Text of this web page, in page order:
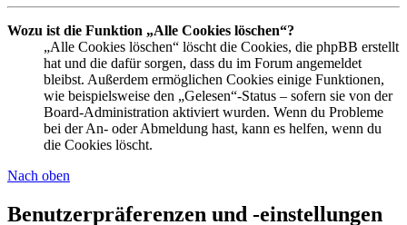
Wozu ist die Funktion „Alle Cookies löschen“?
„Alle Cookies löschen“ löscht die Cookies, die phpBB erstellt
hat und die dafür sorgen, dass du im Forum angemeldet
bleibst. Außerdem ermöglichen Cookies einige Funktionen,
wie beispielsweise den „Gelesen“-Status – sofern sie von der
Board-Administration aktiviert wurden. Wenn du Probleme
bei der An- oder Abmeldung hast, kann es helfen, wenn du
die Cookies löscht.
Nach oben
Benutzerpräferenzen und -einstellungen